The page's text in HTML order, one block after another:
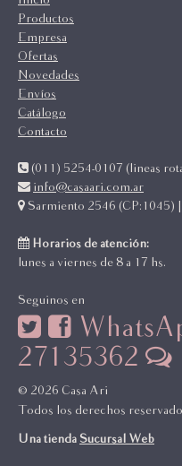
Productos
Empresa
Ofertas
Novedades
Envíos
Catálogo
Contacto
(011) 5254-0107 (lineas
info@casaari.com.ar
Sarmiento 2546 (CP:1045)
Horarios de atención:
lunes a viernes de 8 a 17 hs.
Seguinos en
27135362
© 2026 Casa Ari
Todos los derechos
Una tienda Sucursal Web